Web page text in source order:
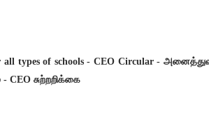
all types of schools - CEO Circular -
CEO சுற்றறிக்கை